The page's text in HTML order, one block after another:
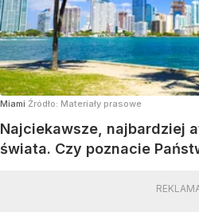
Miami Źródło: Materiały prasowe
Najciekawsze, najbardziej
świata. Czy poznacie